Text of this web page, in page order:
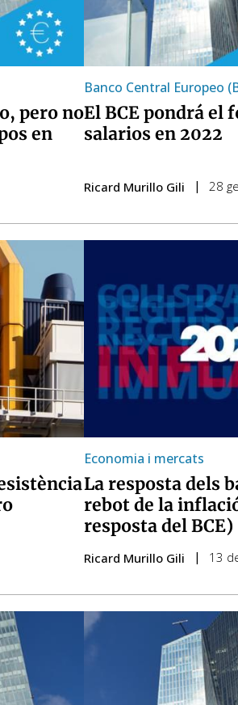
pero no
en
Banco Central Europeo
El BCE pondrá el
salarios en 2022
Ricard Murillo Gili 28
Economia i mercats
La resposta dels
rebot de la
resposta del BCE)
Ricard Murillo Gili 13